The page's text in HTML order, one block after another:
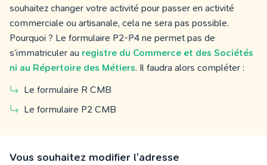
souhaitez changer votre activité pour passer en activité
commerciale ou artisanale, cela ne sera pas possible.
Pourquoi ? Le formulaire P2-P4 ne permet pas de
s’immatriculer au registre du Commerce et des Sociétés
ni au Répertoire des Métiers. Il faudra alors compléter :
Le formulaire R CMB
Le formulaire P2 CMB
Vous souhaitez modifier l’adresse